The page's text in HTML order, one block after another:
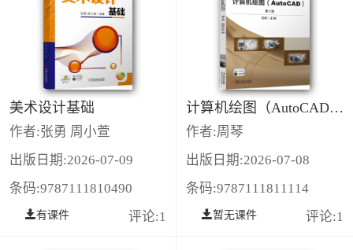
美术设计基础
作者:张勇 周小萱
出版日期:2026-07-09
条码:9787111810490
有课件 评论:1
计算机绘图（AutoCAD）第2版
作者:周琴
出版日期:2026-07-08
条码:9787111811114
暂无课件 评论:1